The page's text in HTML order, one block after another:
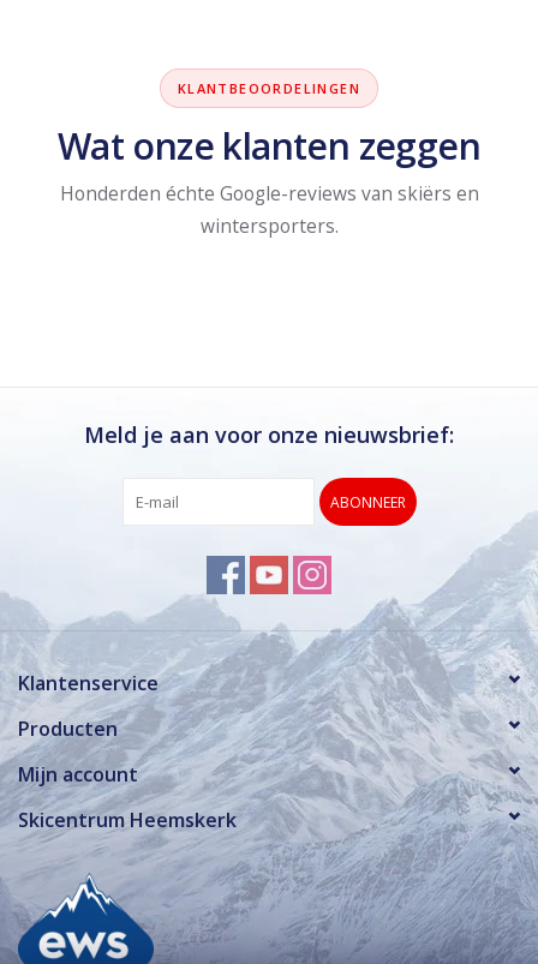
KLANTBEOORDELINGEN
Wat onze klanten zeggen
Honderden échte Google-reviews van skiërs en
wintersporters.
Meld je aan voor onze nieuwsbrief:
ABONNEER
Klantenservice
Producten
Mijn account
Skicentrum Heemskerk